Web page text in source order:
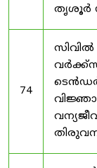
തൃശൂർ
74
സിവിൽ